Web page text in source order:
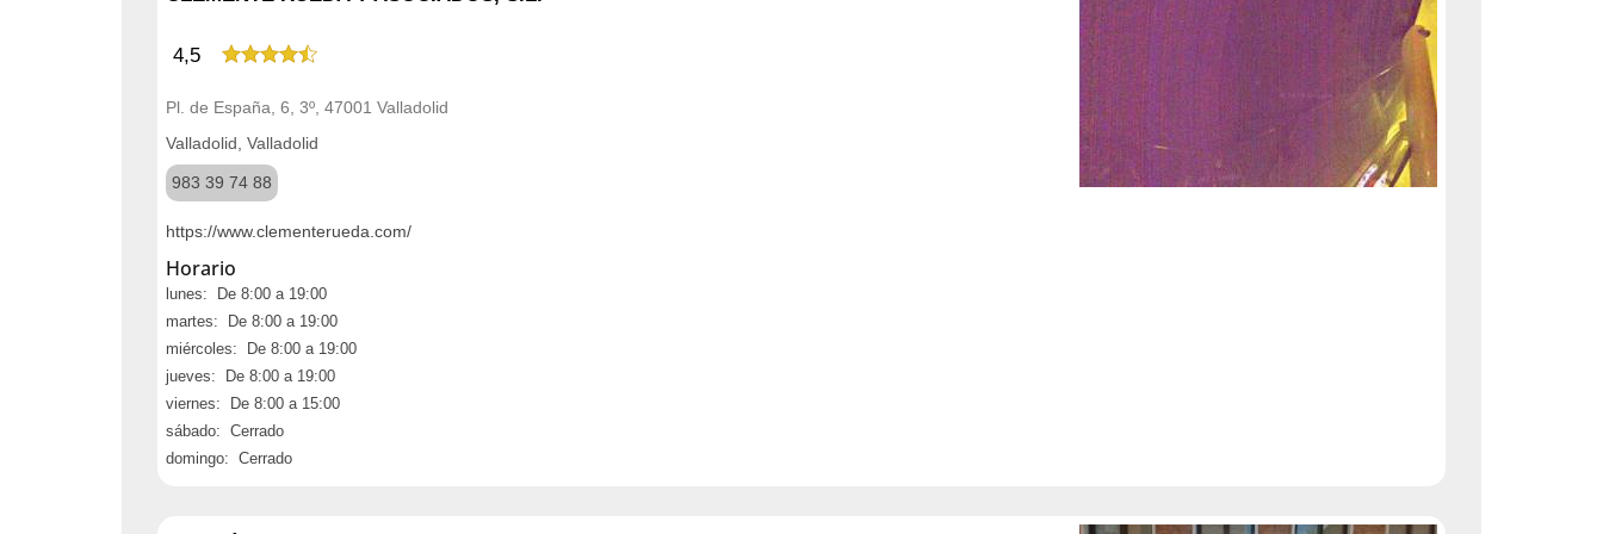
4,5
Pl. de España, 6, 3º, 47001 Valladolid
Valladolid, Valladolid
983 39 74 88
https://www.clementerueda.com/
Horario
lunes: De 8:00 a 19:00
martes: De 8:00 a 19:00
miércoles: De 8:00 a 19:00
jueves: De 8:00 a 19:00
viernes: De 8:00 a 15:00
sábado: Cerrado
domingo: Cerrado